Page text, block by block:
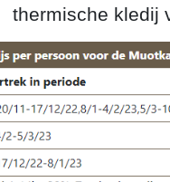
thermische kledij